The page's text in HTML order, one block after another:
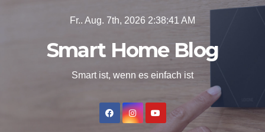
Fr.. Aug. 7th, 2026 2:38:42 AM
Smart Home Blog
Smart ist, wenn es einfach ist